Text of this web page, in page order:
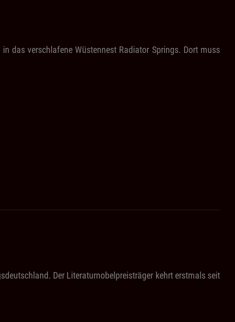
das verschlafene Wüstennest Radiator Springs. Dort muss
Der Literaturnobelpreisträger kehrt erstmals seit